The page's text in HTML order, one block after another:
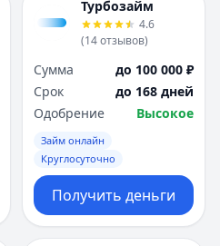
Турбозайм
4.6
(14отзывов)
Сумма
до 100 000 ₽
Срок
до 168 дней
Одобрение
Высокое
Займ онлайн
Круглосуточно
Получить деньги